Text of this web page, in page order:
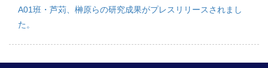
A01班・芦苅、榊原らの研究成果がプレスリリースされまし
た。